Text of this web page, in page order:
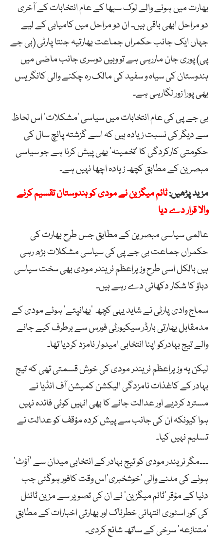
بھارت میں ہونے والے لوک سبھا کے عام انتخابات کے آخری
دو مراحل ابھی باقی ہیں۔ ان دو مراحل میں کامیابی کے لیے
جہاں ایک جانب حکمراں جماعت بھارتیہ جنتا پارٹی (بی جے
پی) پوری جان ماررہی ہے تو وہیں دوسری جانب ماضی میں
ہندوستان کی سیاہ و سفید کی مالک رہ چکنے والی کانگریس
بھی پورا زور لگارہی ہے۔
بی جے پی کی عام انتخابات میں سیاسی ’مشکلات‘ اس لحاظ
سے دیگر کی نسبت زیادہ ہیں کہ اسے گزشتہ پانچ سال کی
حکومتی کارکردگی کا ’تخمینہ‘ بھی پیش کرنا ہے جو سیاسی
مبصرین کے مطابق کچھ زیادہ اچھا نہیں ہے۔
مزید پڑھیں:ٹائم میگزین نے مودی کو ہندوستان تقسیم کرنے
والا قرار دے دیا
عالمی سیاسی مبصرین کے مطابق جس طرح بھارت کی
حکمراں جماعت بی جے پی کی سیاسی مشکلات بڑھ رہی
ہیں بالکل اسی طرح وزیراعظم نریندر مودی بھی سخت سیاسی
دباؤ کا شکار دکھائی دے رہے ہیں۔
سماج وادی پارٹی نے شاید یہی کچھ ’بھانپتے‘ ہوئے مودی کے
مدمقابل بھارتی بارڈر سیکیورٹی فورس سے برطرف کیے جانے
والے تیج بہادرکو اپنا انتخابی امیدوار نامزد کردیا تھا۔
لیکن یہ وزیراعظم نریندر مودی کی خوش قسمتی تھی کہ تیج
بہادر کے کاغذات نامزدگی الیکشن کمیشن آف انڈیا نے
مسترد کردیے اور عدالت جانے کا بھی انہیں کوئی فائدہ نہیں
ہوا کیونکہ ان کی جانب سے پیش کردہ مؤقف کو عدالت نے
تسلیم نہیں کیا۔
۔۔۔مگر نریندر مودی کو تیج بہادر کے انتخابی میدان سے ’آؤٹ‘
ہونے کی ملنے والی ’خوشخبری‘اس وقت کافور ہوگئی جب
دنیا کے مؤقر ’ٹائم میگزین‘ نے ان کی تصویر سے مزین ٹائٹل
کی کور اسٹوری انتہائی خطرناک اور بھارتی اخبارات کے مطابق
’متنازعہ‘ سرخی کے ساتھ شائع کردی۔